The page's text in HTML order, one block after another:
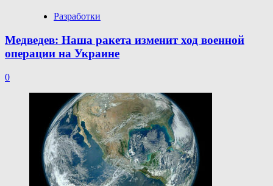
Разработки
Медведев: Наша ракета изменит ход военной
операции на Украине
0